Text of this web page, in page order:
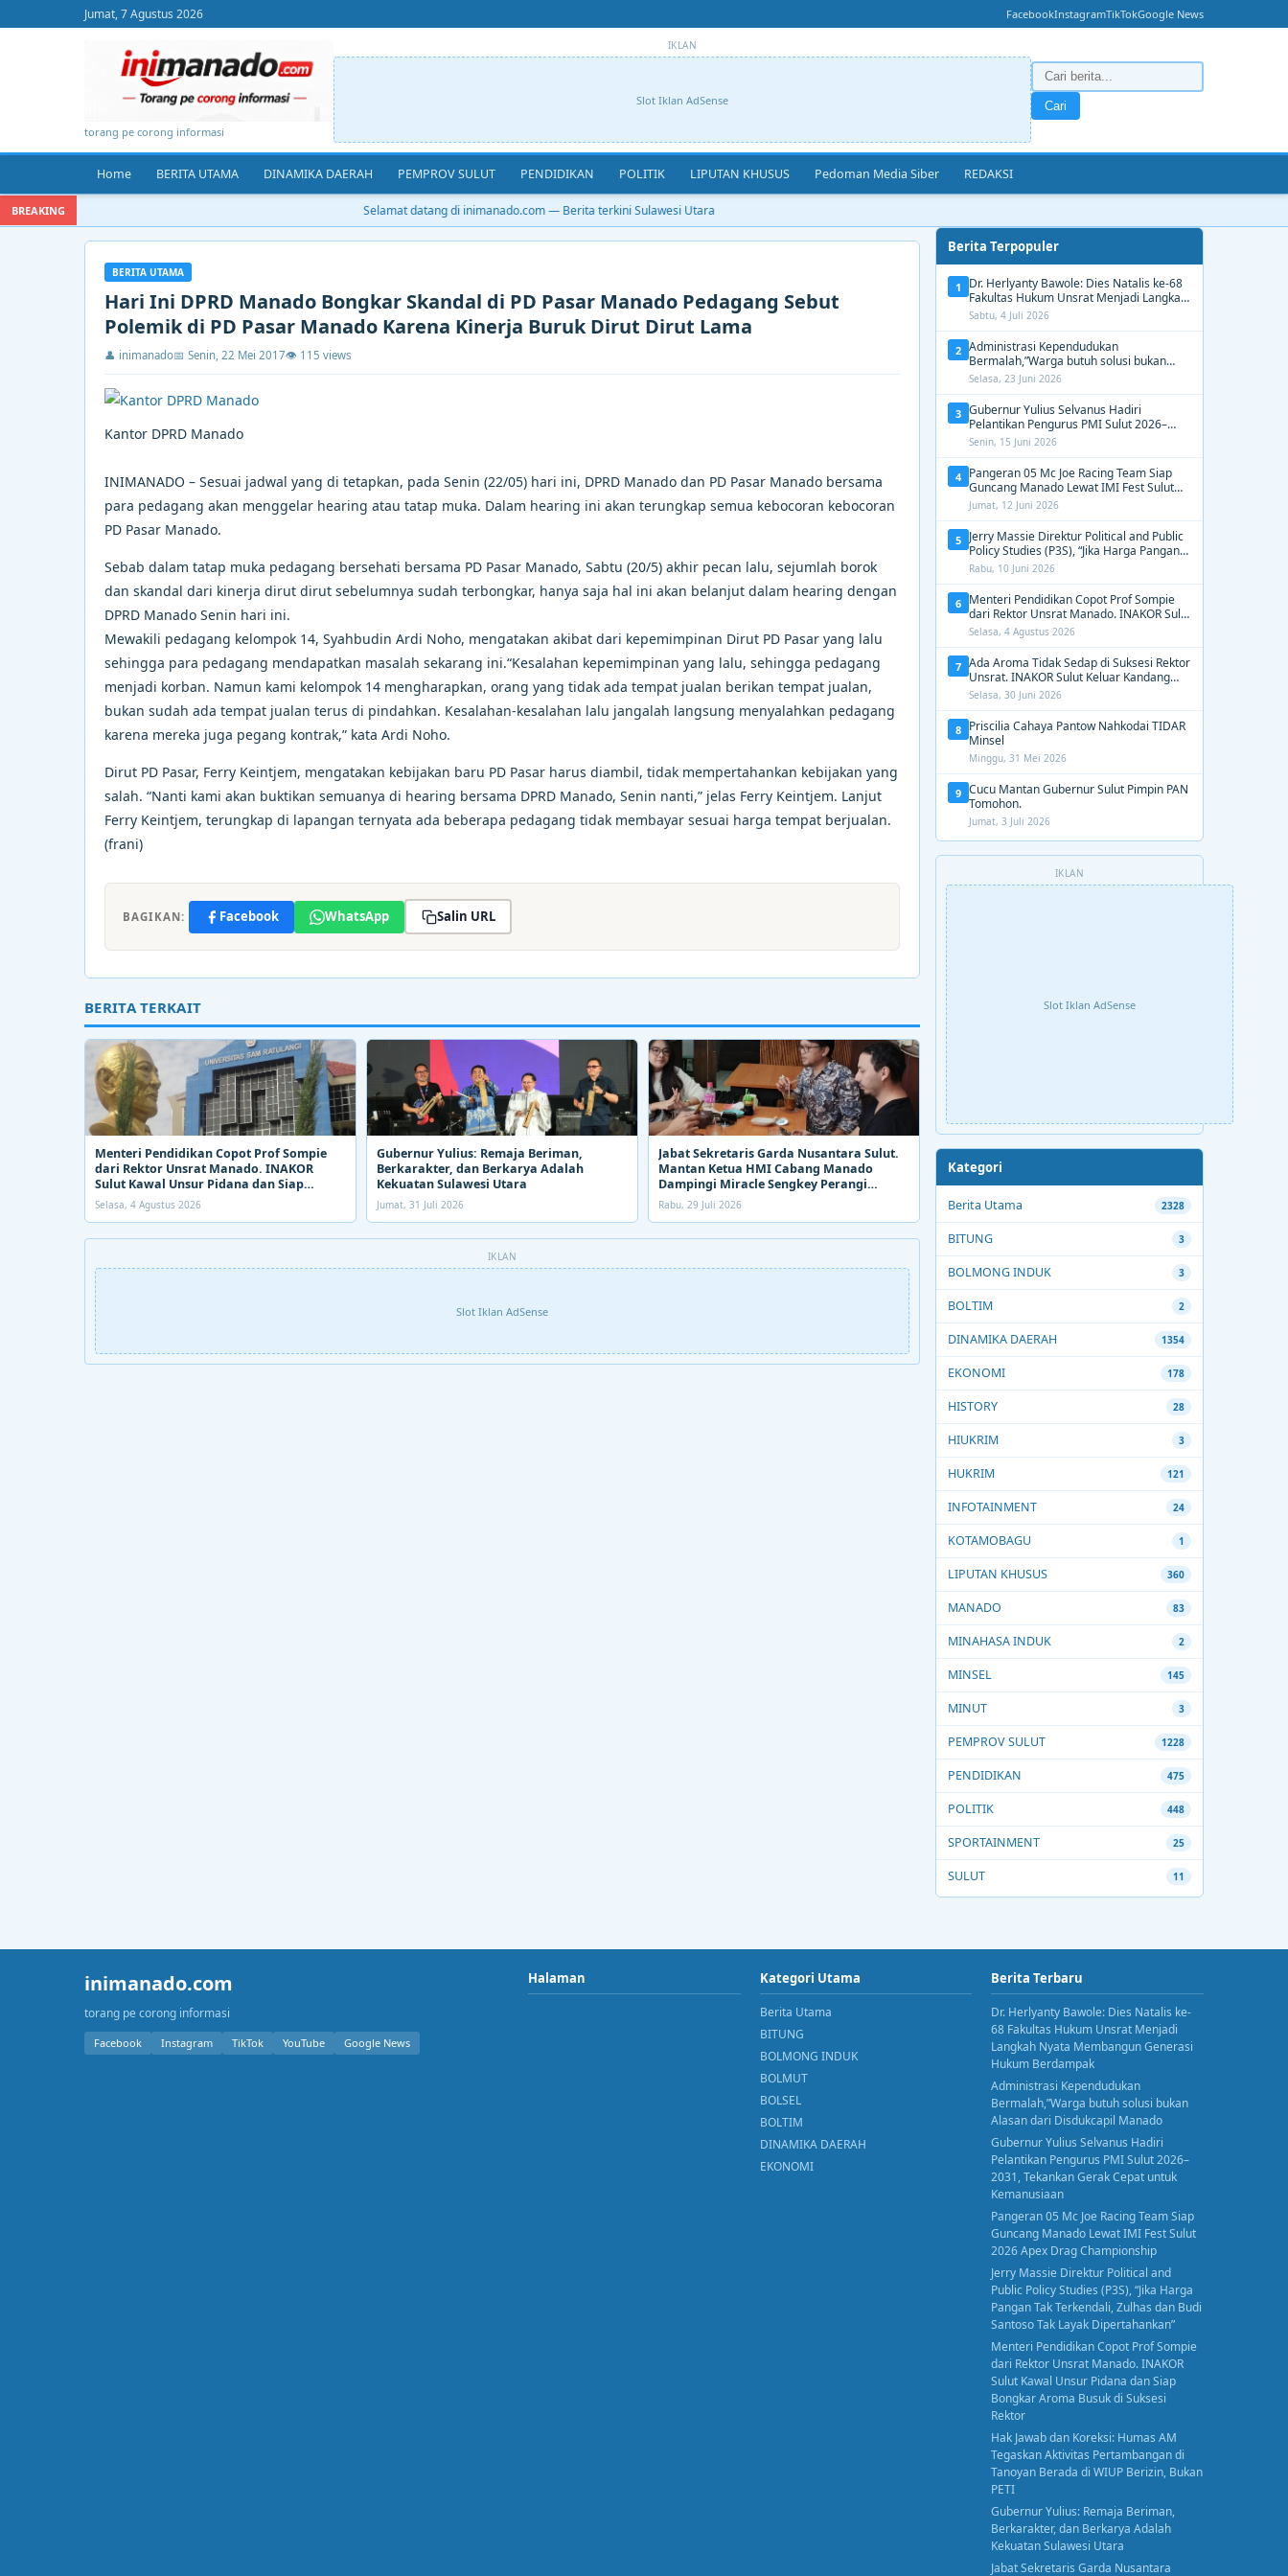
Jumat, 7 Agustus 2026 FacebookInstagramTikTokGoogle News
torang pe corong informasi
IKLAN
Slot Iklan AdSense Cari
Home BERITA UTAMA DINAMIKA DAERAH PEMPROV SULUT PENDIDIKAN POLITIK LIPUTAN KHUSUS Pedoman Media Siber REDAKSI
BREAKING Selamat datang di inimanado.com — Berita terkini Sulawesi Utara
BERITA UTAMA
Hari Ini DPRD Manado Bongkar Skandal di PD Pasar Manado Pedagang Sebut
Polemik di PD Pasar Manado Karena Kinerja Buruk Dirut Dirut Lama
👤 inimanado📅 Senin, 22 Mei 2017👁 115 views
Kantor DPRD Manado
INIMANADO – Sesuai jadwal yang di tetapkan, pada Senin (22/05) hari ini, DPRD Manado dan PD Pasar Manado bersama
para pedagang akan menggelar hearing atau tatap muka. Dalam hearing ini akan terungkap semua kebocoran kebocoran
PD Pasar Manado.
Sebab dalam tatap muka pedagang bersehati bersama PD Pasar Manado, Sabtu (20/5) akhir pecan lalu, sejumlah borok
dan skandal dari kinerja dirut dirut sebelumnya sudah terbongkar, hanya saja hal ini akan belanjut dalam hearing dengan
DPRD Manado Senin hari ini.
Mewakili pedagang kelompok 14, Syahbudin Ardi Noho, mengatakan akibat dari kepemimpinan Dirut PD Pasar yang lalu
sehingga para pedagang mendapatkan masalah sekarang ini.“Kesalahan kepemimpinan yang lalu, sehingga pedagang
menjadi korban. Namun kami kelompok 14 mengharapkan, orang yang tidak ada tempat jualan berikan tempat jualan,
bukan sudah ada tempat jualan terus di pindahkan. Kesalahan-kesalahan lalu jangalah langsung menyalahkan pedagang
karena mereka juga pegang kontrak,” kata Ardi Noho.
Dirut PD Pasar, Ferry Keintjem, mengatakan kebijakan baru PD Pasar harus diambil, tidak mempertahankan kebijakan yang
salah. “Nanti kami akan buktikan semuanya di hearing bersama DPRD Manado, Senin nanti,” jelas Ferry Keintjem. Lanjut
Ferry Keintjem, terungkap di lapangan ternyata ada beberapa pedagang tidak membayar sesuai harga tempat berjualan.
(frani)
BAGIKAN: Facebook WhatsApp Salin URL
BERITA TERKAIT
Menteri Pendidikan Copot Prof Sompie
dari Rektor Unsrat Manado. INAKOR
Sulut Kawal Unsur Pidana dan Siap
Bongkar Aroma Busuk di Suksesi Rektor
Selasa, 4 Agustus 2026
Gubernur Yulius: Remaja Beriman,
Berkarakter, dan Berkarya Adalah
Kekuatan Sulawesi Utara
Jumat, 31 Juli 2026
Jabat Sekretaris Garda Nusantara Sulut.
Mantan Ketua HMI Cabang Manado
Dampingi Miracle Sengkey Perangi
Narkoba
Rabu, 29 Juli 2026
IKLAN
Slot Iklan AdSense
Berita Terpopuler
1
Dr. Herlyanty Bawole: Dies Natalis ke-68
Fakultas Hukum Unsrat Menjadi Langkah
Nyata Membangun Generasi Hukum
Berdampak
Sabtu, 4 Juli 2026
2 Administrasi Kependudukan
Bermalah,”Warga butuh solusi bukan
Alasan dari Disdukcapil Manado
Selasa, 23 Juni 2026
3 Gubernur Yulius Selvanus Hadiri
Pelantikan Pengurus PMI Sulut 2026–
2031, Tekankan Gerak Cepat untuk
Kemanusiaan
Senin, 15 Juni 2026
4 Pangeran 05 Mc Joe Racing Team Siap
Guncang Manado Lewat IMI Fest Sulut
2026 Apex Drag Championship
Jumat, 12 Juni 2026
5 Jerry Massie Direktur Political and Public
Policy Studies (P3S), “Jika Harga Pangan
Tak Terkendali, Zulhas dan Budi Santoso
Tak Layak Dipertahankan”
Rabu, 10 Juni 2026
6 Menteri Pendidikan Copot Prof Sompie
dari Rektor Unsrat Manado. INAKOR Sulut
Kawal Unsur Pidana dan Siap Bongkar
Aroma Busuk di Suksesi Rektor
Selasa, 4 Agustus 2026
7 Ada Aroma Tidak Sedap di Suksesi Rektor
Unsrat. INAKOR Sulut Keluar Kandang
Kawal Proses Seleksi
Selasa, 30 Juni 2026
8 Priscilia Cahaya Pantow Nahkodai TIDAR
Minsel
Minggu, 31 Mei 2026
9 Cucu Mantan Gubernur Sulut Pimpin PAN
Tomohon.
Jumat, 3 Juli 2026
IKLAN
Slot Iklan AdSense
Kategori
Berita Utama 2328
BITUNG 3
BOLMONG INDUK 3
BOLTIM 2
DINAMIKA DAERAH 1354
EKONOMI 178
HISTORY 28
HIUKRIM 3
HUKRIM 121
INFOTAINMENT 24
KOTAMOBAGU 1
LIPUTAN KHUSUS 360
MANADO 83
MINAHASA INDUK 2
MINSEL 145
MINUT 3
PEMPROV SULUT 1228
PENDIDIKAN 475
POLITIK 448
SPORTAINMENT 25
SULUT 11
inimanado.com
torang pe corong informasi
Facebook Instagram TikTok YouTube Google News
Halaman Kategori Utama
Berita Utama
BITUNG
BOLMONG INDUK
BOLMUT
BOLSEL
BOLTIM
DINAMIKA DAERAH
EKONOMI
Berita Terbaru
Dr. Herlyanty Bawole: Dies Natalis ke-
68 Fakultas Hukum Unsrat Menjadi
Langkah Nyata Membangun Generasi
Hukum Berdampak
Administrasi Kependudukan
Bermalah,”Warga butuh solusi bukan
Alasan dari Disdukcapil Manado
Gubernur Yulius Selvanus Hadiri
Pelantikan Pengurus PMI Sulut 2026–
2031, Tekankan Gerak Cepat untuk
Kemanusiaan
Pangeran 05 Mc Joe Racing Team Siap
Guncang Manado Lewat IMI Fest Sulut
2026 Apex Drag Championship
Jerry Massie Direktur Political and
Public Policy Studies (P3S), “Jika Harga
Pangan Tak Terkendali, Zulhas dan Budi
Santoso Tak Layak Dipertahankan”
Menteri Pendidikan Copot Prof Sompie
dari Rektor Unsrat Manado. INAKOR
Sulut Kawal Unsur Pidana dan Siap
Bongkar Aroma Busuk di Suksesi
Rektor
Hak Jawab dan Koreksi: Humas AM
Tegaskan Aktivitas Pertambangan di
Tanoyan Berada di WIUP Berizin, Bukan
PETI
Gubernur Yulius: Remaja Beriman,
Berkarakter, dan Berkarya Adalah
Kekuatan Sulawesi Utara
Jabat Sekretaris Garda Nusantara